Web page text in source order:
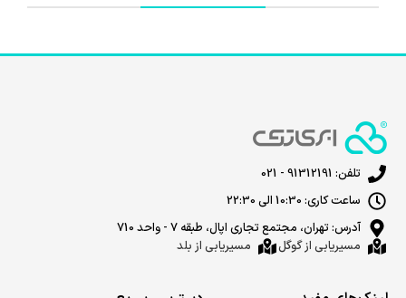
تلفن: 91312191 - 021
ساعت کاری: 10:30 الی 22:30
آدرس: تهران، مجتمع تجاری اپال، طبقه 7 - واحد 710
مسیریابی از گوگل
مسیریابی از بلد